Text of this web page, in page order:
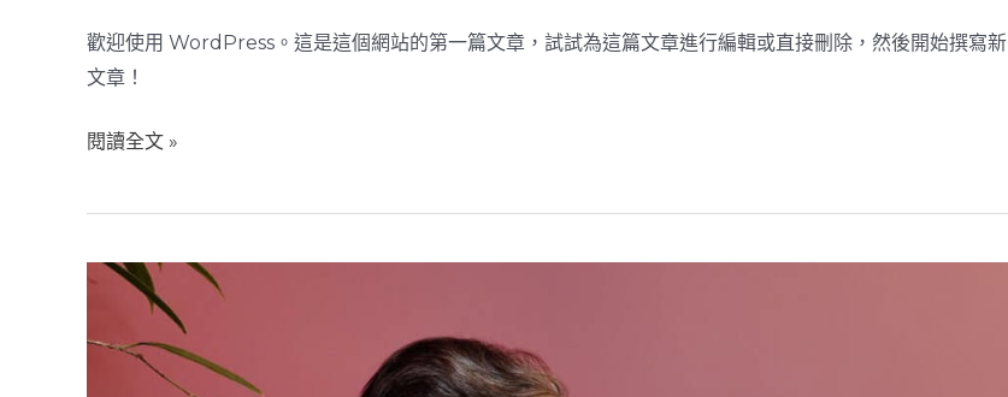
歡迎使用 WordPress。這是這個網站的第一篇文章，試試為這篇文章進行編輯或直接刪除，然後開始撰寫新
文章！
篇
文
章
閱讀全文 »
How
can